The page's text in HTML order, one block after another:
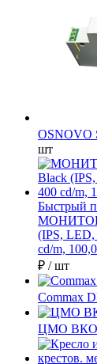
OSNOVO
шт
Быстрый
МОНИТОР
(IPS, LED,
cd/m,
₽ / шт
Commax
ЦМО